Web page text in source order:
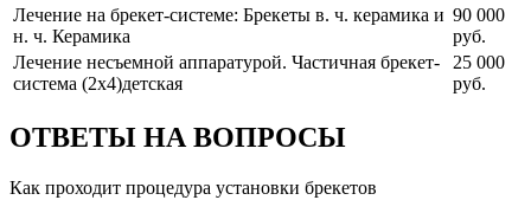
Лечение на брекет-системе: Брекеты в. ч. керамика и
н. ч. Керамика
90 000
руб.
Лечение несъемной аппаратурой. Частичная брекет-
система (2х4)детская
25 000
руб.
ОТВЕТЫ НА ВОПРОСЫ
Как проходит процедура установки брекетов